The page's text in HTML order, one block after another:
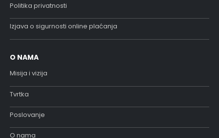
Politika privatnosti
Izjava o sigurnosti online plaćanja
O NAMA
Misija i vizija
Tvrtka
Poslovanje
O nama